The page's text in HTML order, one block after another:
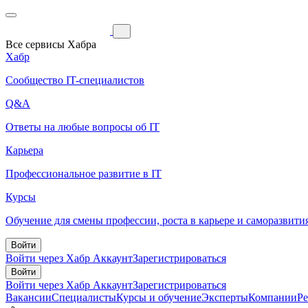
Все сервисы Хабра
Хабр
Сообщество IT-специалистов
Q&A
Ответы на любые вопросы об IT
Карьера
Профессиональное развитие в IT
Курсы
Обучение для смены профессии, роста в карьере и
Войти
Войти через Хабр АккаунтЗарегистрироваться
Войти
Войти через Хабр АккаунтЗарегистрироваться
ВакансииСпециалистыКурсы и обучениеЭкспертыКомпании